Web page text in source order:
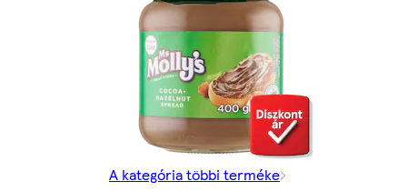
A kategória többi terméke